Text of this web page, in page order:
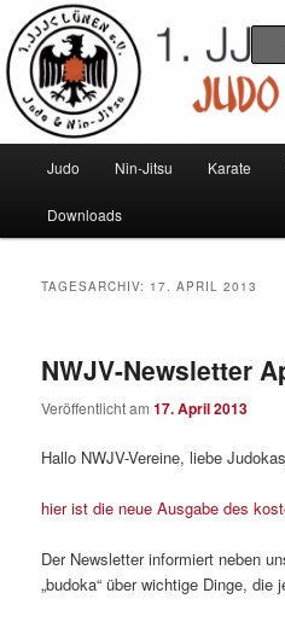
primären
Inhalt
springen
sekundären
Inhalt
springen1. JJJC Lünen e.V.
Judo und Ninjitsu
Judo Nin-Jitsu Karate
Downloads
TAGESARCHIV: 17. APRIL 2013
NWJV-Newsletter
Veröffentlicht am17. April 2013
Hallo NWJV-Vereine, liebe
hier ist die neue Ausgabe des
Der Newsletter informiert neben
„budoka“ über wichtige Dinge, die